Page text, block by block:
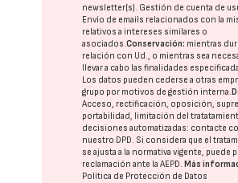
newsletter(s). Gestión de cuenta de
Envío de emails relacionados con la
relativos a intereses similares o
asociados.Conservación: mientras
relación con Ud., o mientras sea
llevar a cabo las finalidades
Los datos pueden cederse a otras
grupo por motivos de gestión interna.
Acceso, rectificación, oposición,
portabilidad, limitación del
decisiones automatizadas: contacte
nuestro DPD. Si considera que el
se ajusta a la normativa vigente, puede
reclamación ante laAEPD. Más
Política de Protección de Datos